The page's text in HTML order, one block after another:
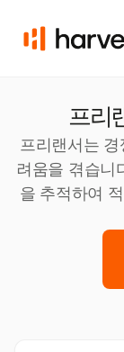
프리
프리랜서는
려움을 겪습니
을 추적하여